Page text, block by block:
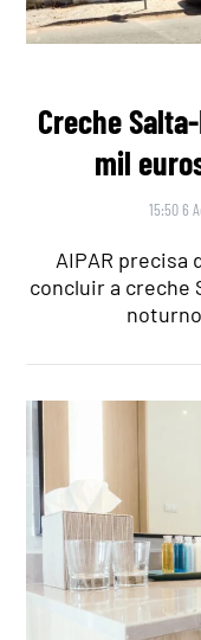
Creche
mil
15:50 6
AIPAR precisa
concluir a creche